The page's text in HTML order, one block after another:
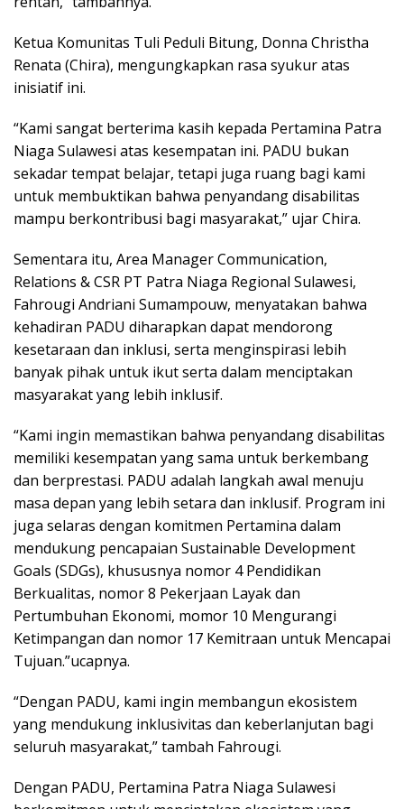
Ketua Komunitas Tuli Peduli Bitung, Donna Christha
Renata (Chira), mengungkapkan rasa syukur atas
inisiatif ini.
“Kami sangat berterima kasih kepada Pertamina Patra
Niaga Sulawesi atas kesempatan ini. PADU bukan
sekadar tempat belajar, tetapi juga ruang bagi kami
untuk membuktikan bahwa penyandang disabilitas
mampu berkontribusi bagi masyarakat,” ujar Chira.
Sementara itu, Area Manager Communication,
Relations & CSR PT Patra Niaga Regional Sulawesi,
Fahrougi Andriani Sumampouw, menyatakan bahwa
kehadiran PADU diharapkan dapat mendorong
kesetaraan dan inklusi, serta menginspirasi lebih
banyak pihak untuk ikut serta dalam menciptakan
masyarakat yang lebih inklusif.
“Kami ingin memastikan bahwa penyandang disabilitas
memiliki kesempatan yang sama untuk berkembang
dan berprestasi. PADU adalah langkah awal menuju
masa depan yang lebih setara dan inklusif. Program ini
juga selaras dengan komitmen Pertamina dalam
mendukung pencapaian Sustainable Development
Goals (SDGs), khususnya nomor 4 Pendidikan
Berkualitas, nomor 8 Pekerjaan Layak dan
Pertumbuhan Ekonomi, momor 10 Mengurangi
Ketimpangan dan nomor 17 Kemitraan untuk Mencapai
Tujuan.”ucapnya.
“Dengan PADU, kami ingin membangun ekosistem
yang mendukung inklusivitas dan keberlanjutan bagi
seluruh masyarakat,” tambah Fahrougi.
Dengan PADU, Pertamina Patra Niaga Sulawesi